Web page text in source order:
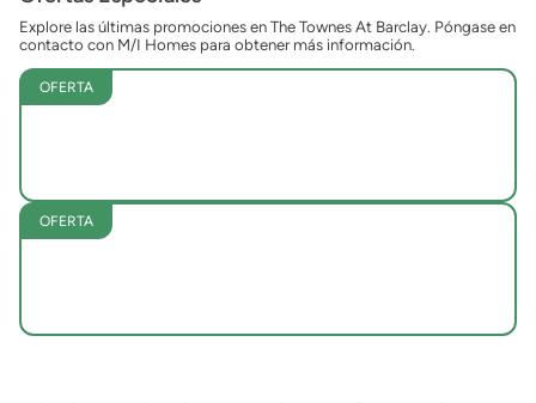
Explore las últimas promociones en The Townes At Barclay. Póngase en
contacto con M/I Homes para obtener más información.
OFERTA
OFERTA